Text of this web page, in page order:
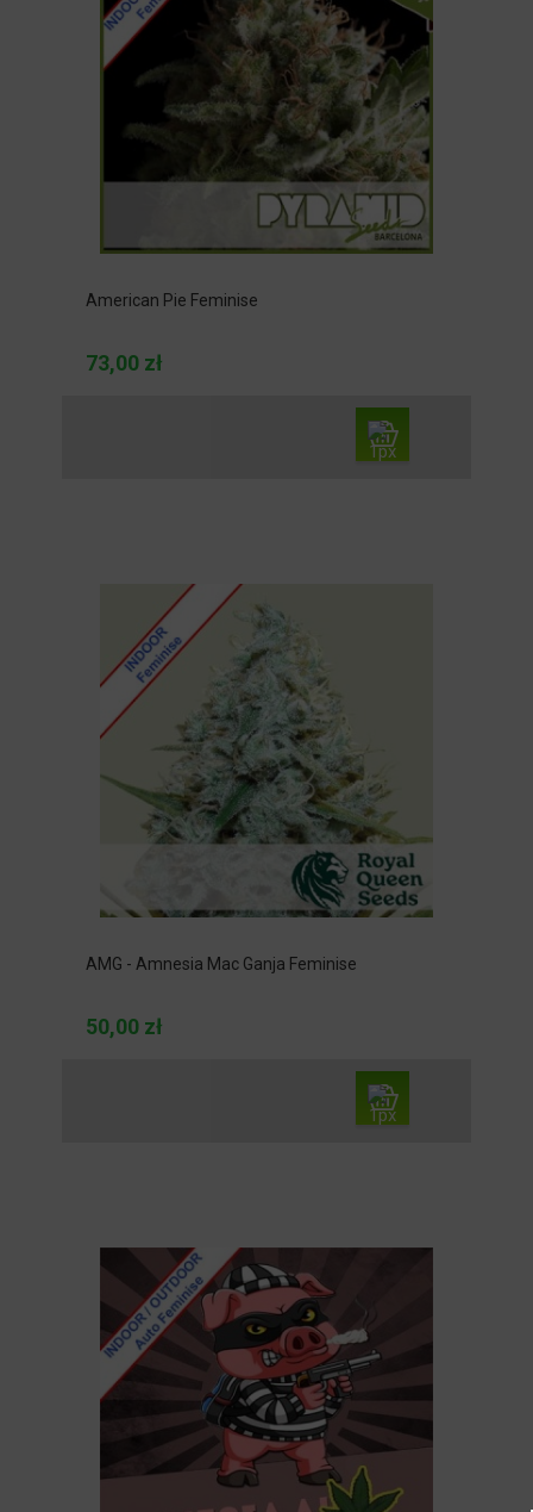
American Pie Feminise
73,00 zł
AMG - Amnesia Mac Ganja Feminise
50,00 zł